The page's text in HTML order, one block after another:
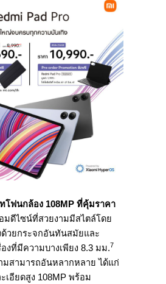
โฟนกล้อง 108MP ที่คุ้มราคา
มดีไซน์ที่สวยงามมีสไตล์โดย
วยกระจกอันทันสมัยและ
งที่มีความบางเพียง 8.3 มม.7
มสามารถอันหลากหลาย ได้แก่
เอียดสูง 108MP พร้อม